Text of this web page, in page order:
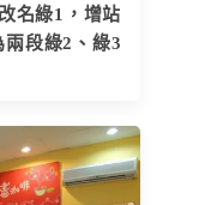
名綠1，增站
段綠2、綠3